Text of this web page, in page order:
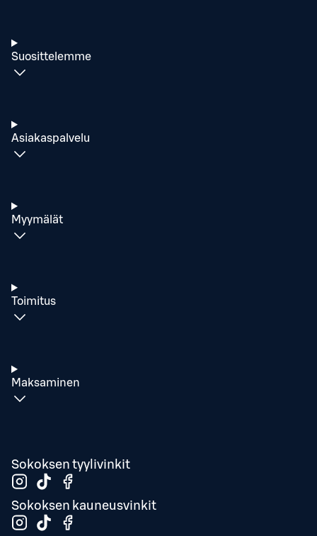
Suosittelemme
Asiakaspalvelu
Myymälät
Toimitus
Maksaminen
Sokoksen tyylivinkit
Sokoksen kauneusvinkit